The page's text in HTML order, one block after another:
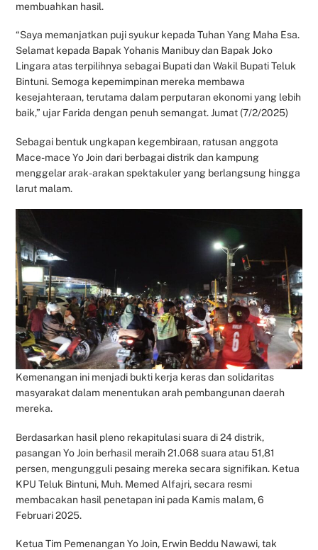
membuahkan hasil.
“Saya memanjatkan puji syukur kepada Tuhan Yang Maha Esa.
Selamat kepada Bapak Yohanis Manibuy dan Bapak Joko
Lingara atas terpilihnya sebagai Bupati dan Wakil Bupati Teluk
Bintuni. Semoga kepemimpinan mereka membawa
kesejahteraan, terutama dalam perputaran ekonomi yang lebih
baik,” ujar Farida dengan penuh semangat. Jumat (7/2/2025)
Sebagai bentuk ungkapan kegembiraan, ratusan anggota
Mace-mace Yo Join dari berbagai distrik dan kampung
menggelar arak-arakan spektakuler yang berlangsung hingga
larut malam.
Kemenangan ini menjadi bukti kerja keras dan solidaritas
masyarakat dalam menentukan arah pembangunan daerah
mereka.
Berdasarkan hasil pleno rekapitulasi suara di 24 distrik,
pasangan Yo Join berhasil meraih 21.068 suara atau 51,81
persen, mengungguli pesaing mereka secara signifikan. Ketua
KPU Teluk Bintuni, Muh. Memed Alfajri, secara resmi
membacakan hasil penetapan ini pada Kamis malam, 6
Februari 2025.
Ketua Tim Pemenangan Yo Join, Erwin Beddu Nawawi, tak